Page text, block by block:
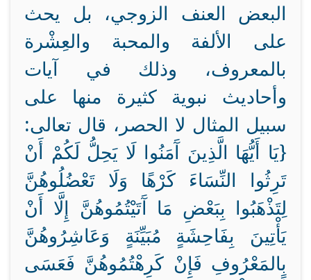
البعض العنف الزوجي، بل يحث
على الألفة والمحبة والعِشْرة
بالمعروف، وذلك في آيات
وأحاديث نبوية كثيرة منها على
سبيل المثال لا الحصر، قال تعالى:
{يَا أَيُّهَا الَّذِينَ آَمَنُوا لَا يَحِلُّ لَكُمْ أَنْ
تَرِثُوا النِّسَاءَ كَرْهًا وَلَا تَعْضُلُوهُنَّ
لِتَذْهَبُوا بِبَعْضِ مَا آَتَيْتُمُوهُنَّ إِلَّا أَنْ
يَأْتِينَ بِفَاحِشَةٍ مُبَيِّنَةٍ وَعَاشِرُوهُنَّ
بِالمَعْرُوفِ فَإِنْ كَرِهْتُمُوهُنَّ فَعَسَى